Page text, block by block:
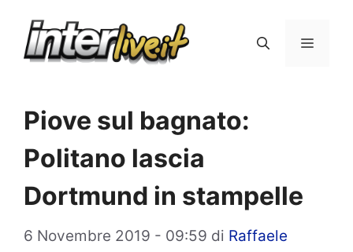
Menu
Piove sul bagnato:
Politano lascia
Dortmund in stampelle
6 Novembre 2019 - 09:59 di Raffaele